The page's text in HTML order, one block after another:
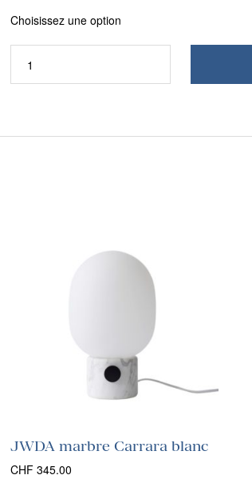
Choisissez une option
JWDA marbre Carrara blanc
CHF 345.00